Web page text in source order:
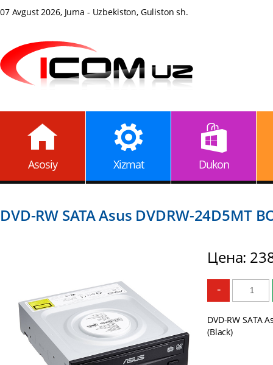
07 Avgust 2026, Juma - Uzbekiston, Guliston sh.
Asosiy Xizmat Dukon
DVD-RW SATA Asus DVDRW-24D5MT
Цена:
-
DVD-RW SATA
(Black)